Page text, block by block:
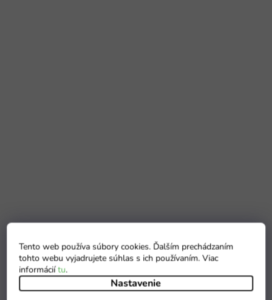
Tento web používa súbory cookies. Ďalším prechádzaním
tohto webu vyjadrujete súhlas s ich používaním. Viac
informáciítu.
Nastavenie